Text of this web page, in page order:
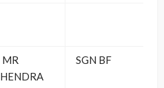
MR
HENDRA
SGN BF